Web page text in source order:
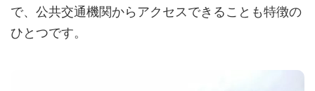
で、公共交通機関からアクセスできることも特徴の
ひとつです。